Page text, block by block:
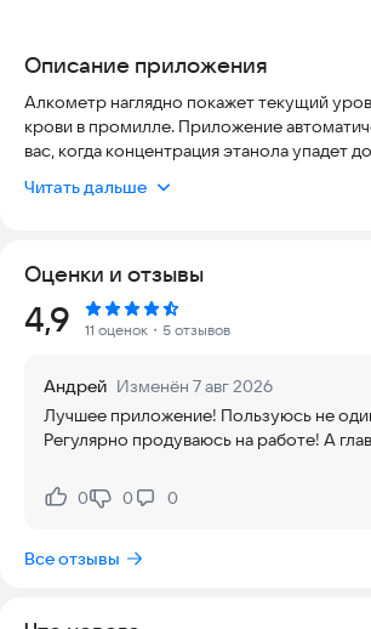
Описание приложения
Алкометр наглядно покажет текущий
крови в промилле. Приложение
вас, когда концентрация этанола упадет
Это надежный инструмент для контроля
современных устройствах.
Для вашего удобства в программу
посиделок. Вы сможете отслеживать
и изменения в поведении^^. С помощью
макетов вы легко сможете добавить новые
или изменить уже существующие
Точность расчетов обеспечивается
Прохета Видмарка (Widmark Erik M. P.).
во всем мире.
Читать дальше
Оценки и отзывы
Рейтинг:
4,9 11 оценок ・5 отзывов
Андрей Изменён 7 авг 2026
Лучшее приложение! Пользуюсь не
Регулярно продуваюсь на работе! А
Нравится:
0Не нравится:
0 0
Все отзывы